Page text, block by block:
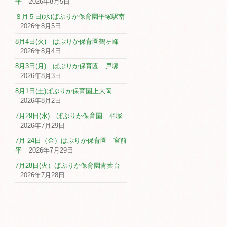
８月５日(水)ぱぷりか保育園平塚駅南
2026年8月5日
8月4日(火) ぱぷりか保育園鶴ヶ峰
2026年8月4日
8月3日(月) ぱぷりか保育園 戸塚
2026年8月3日
8月1日(土)ぱぷりか保育園上大岡
2026年8月2日
7月29日(水) ぱぷりか保育園 平塚
2026年7月29日
7月 24日（金）ぱぷりか保育園 宮前
平
2026年7月29日
7月28日(火）ぱぷりか保育園青葉台
2026年7月28日